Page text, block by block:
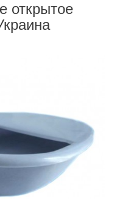
открытое